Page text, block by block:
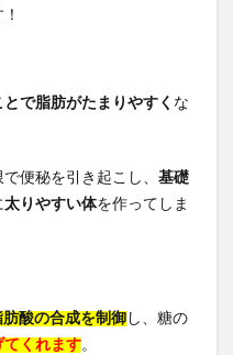
で脂肪がたまりやすく な
便秘を引き起こし、 基礎
太りやすい体を作ってしま
肪酸の合成を制御 し、糖の
てくれます。